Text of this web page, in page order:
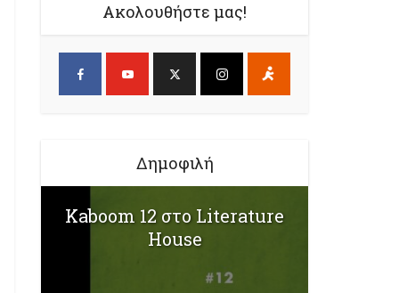
Ακολουθήστε μας!
Δημοφιλή
Kaboom 12 στο Literature
House